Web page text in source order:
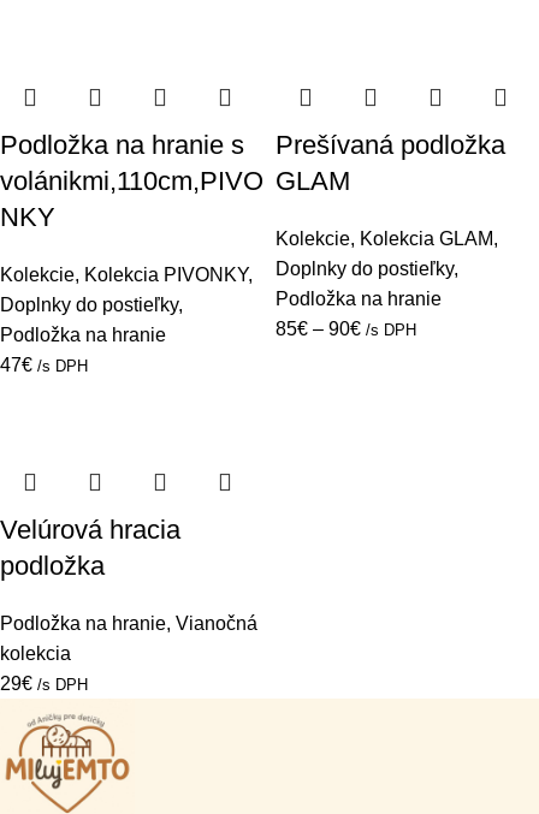
Podložka na hranie s
volánikmi,110cm,PIVO
NKY
Kolekcie, Kolekcia PIVONKY,
Doplnky do postieľky,
Podložka na hranie
47€ /s DPH
Prešívaná podložka
GLAM
Kolekcie, Kolekcia GLAM,
Doplnky do postieľky,
Podložka na hranie
85€ – 90€ /s DPH
Velúrová hracia
podložka
Podložka na hranie, Vianočná
kolekcia
29€ /s DPH